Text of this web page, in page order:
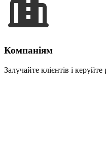
Компаніям
Залучайте клієнтів і